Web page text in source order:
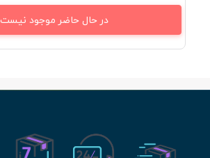
در حال حاضر موجود نیست